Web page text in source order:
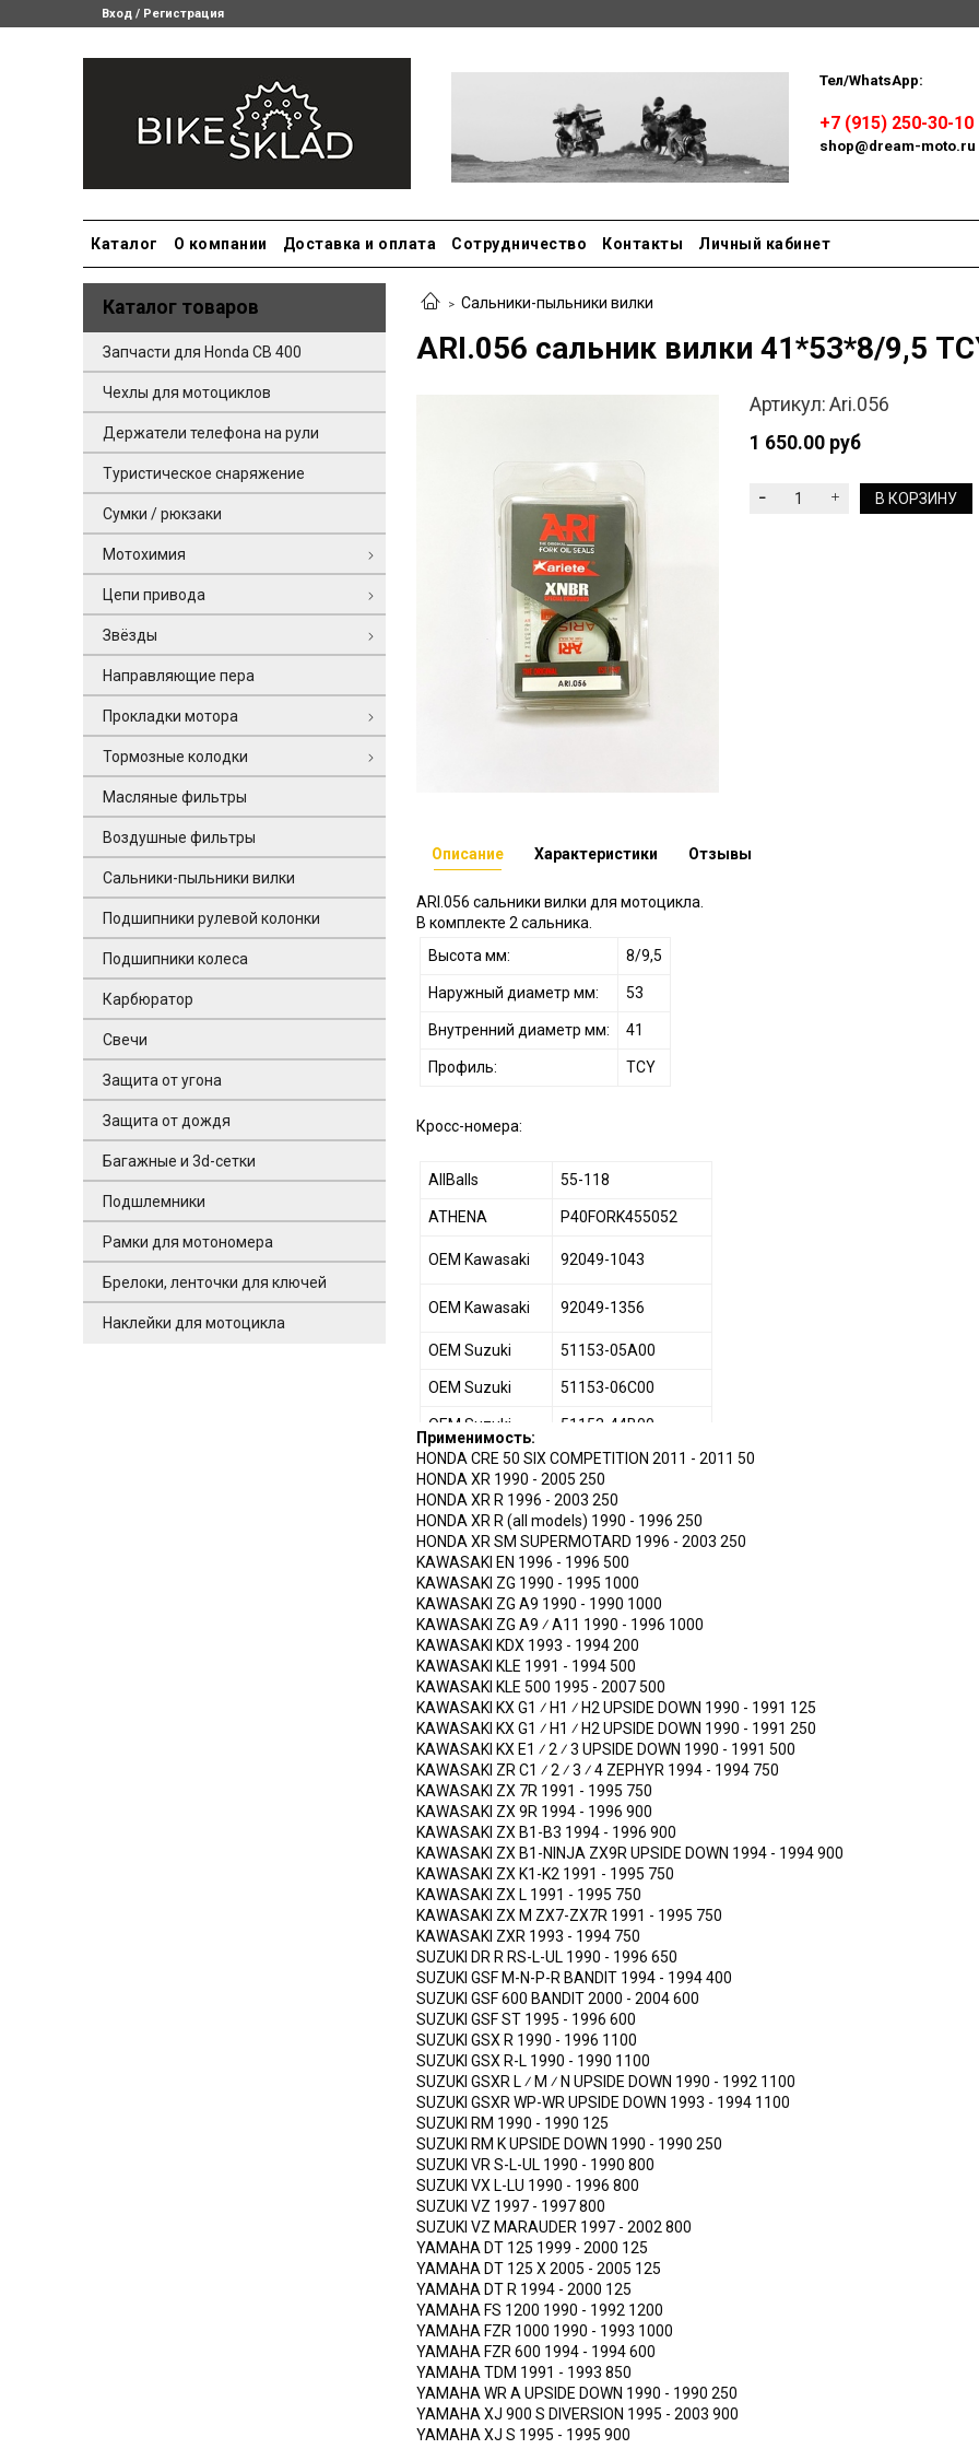
Вход / Регистрация
Тел/WhatsApp:
Пн-сб:
+7 (915) 250-30-10
shop@dream-moto.ru
Каталог О компании Доставка и оплата Сотрудничество Контакты Личный кабинет
Сальники-пыльники вилки
ARI.056 сальник вилки 41*53*8/9,5
Артикул: Ari.056
1 650.00 руб
В КОРЗИНУ
Описание
ARI.056 сальники вилки для мотоцикла.
В комплекте 2 сальника.
Высота мм:
8/9,5
Наружный диаметр мм: 53
Внутренний диаметр мм: 41
Профиль: TCY
Кросс-номера:
AllBalls 55-118
ATHENA P40FORK455052
OEM Kawasaki 92049-1043
OEM Kawasaki 92049-1356
OEM Suzuki 51153-05A00
OEM Suzuki 51153-06C00
OEM Suzuki 51153-44B00
OEM Yamaha 3SP-23145-L0
OEM Yamaha 4FM-23145-40
Применимость:
HONDACRE 50 SIX COMPETITION 2011 - 2011 50
HONDAXR 1990 - 2005 250
HONDAXR R 1996 - 2003 250
HONDAXR R (all models) 1990 - 1996 250
HONDAXR SM SUPERMOTARD 1996 - 2003 250
KAWASAKI EN 1996 - 1996 500
KAWASAKI ZG 1990 - 1995 1000
KAWASAKI ZG A9 1990 - 1990 1000
KAWASAKI ZG A9 ⁄ A11 1990 - 1996 1000
KAWASAKI KDX 1993 - 1994200
KAWASAKI KLE 1991 - 1994500
KAWASAKI KLE 500 1995 - 2007500
KAWASAKI KX G1 ⁄ H1 ⁄ H2 UPSIDE DOWN 1990 - 1991 125
KAWASAKI KX G1 ⁄ H1 ⁄ H2 UPSIDE DOWN 1990 - 1991 250
KAWASAKI KX E1 ⁄ 2 ⁄ 3 UPSIDE DOWN 1990 - 1991 500
KAWASAKI ZR C1 ⁄ 2 ⁄ 3 ⁄ 4 ZEPHYR 1994 - 1994 750
KAWASAKI ZX 7R 1991 - 1995 750
KAWASAKI ZX 9R 1994 - 1996 900
KAWASAKI ZX B1-B3 1994 - 1996 900
KAWASAKI ZX B1-NINJA ZX9R UPSIDE DOWN 1994 - 1994900
KAWASAKI ZX K1-K2 1991 - 1995 750
KAWASAKI ZX L 1991 - 1995 750
KAWASAKI ZX M ZX7-ZX7R 1991 - 1995 750
KAWASAKI ZXR 1993 - 1994 750
SUZUKI DR R RS-L-UL 1990 - 1996 650
SUZUKI GSF M-N-P-R BANDIT 1994 - 1994400
SUZUKI GSF 600 BANDIT2000 - 2004600
SUZUKI GSF ST 1995 - 1996 600
SUZUKI GSX R 1990 - 1996 1100
SUZUKI GSX R-L 1990 - 1990 1100
SUZUKI GSXR L ⁄ M ⁄ N UPSIDE DOWN 1990 - 1992 1100
SUZUKI GSXR WP-WR UPSIDE DOWN 1993 - 1994 1100
SUZUKI RM 1990 - 1990 125
SUZUKI RM K UPSIDE DOWN 1990 - 1990 250
SUZUKI VR S-L-UL 1990 - 1990 800
SUZUKI VX L-LU 1990 - 1996 800
SUZUKI VZ 1997 - 1997800
SUZUKI VZ MARAUDER 1997 - 2002800
YAMAHA DT 125 1999 - 2000 125
YAMAHA DT 125 X2005 - 2005 125
YAMAHA DT R 1994 - 2000 125
YAMAHA FS 1200 1990 - 1992 1200
YAMAHA FZR 1000 1990 - 1993 1000
YAMAHA FZR 600 1994 - 1994600
YAMAHATDM 1991 - 1993 850
YAMAHAWR A UPSIDE DOWN 1990 - 1990 250
YAMAHAXJ 900 S DIVERSION 1995 - 2003 900
YAMAHAXJ S 1995 - 1995 900
Характеристики Отзывы
Каталог товаров
Запчасти для Honda CB 400
Чехлы для мотоциклов
Держатели телефона на рули
Туристическое снаряжение
Сумки / рюкзаки
Мотохимия
Цепи привода
Звёзды
Направляющие пера
Прокладки мотора
Тормозные колодки
Масляные фильтры
Воздушные фильтры
Сальники-пыльники вилки
Подшипники рулевой колонки
Подшипники колеса
Карбюратор
Свечи
Защита от угона
Защита от дождя
Багажные и 3d-сетки
Подшлемники
Рамки для мотономера
Брелоки, ленточки для ключей
Наклейки для мотоцикла